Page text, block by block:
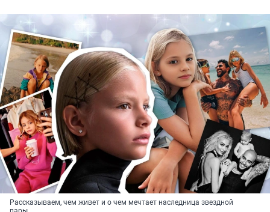
Рассказываем, чем живет и о чем мечтает наследница звездной